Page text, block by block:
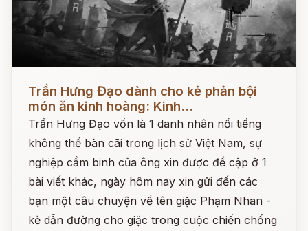
Đọc ngay
Trần Hưng Đạo dành cho kẻ phản bội
món ăn kinh hoàng: Kinh...
Trần Hưng Đạo vốn là 1 danh nhân nổi tiếng
không thể bàn cãi trong lịch sử Việt Nam, sự
nghiệp cầm binh của ông xin được đề cập ở 1
bài viết khác, ngày hôm nay xin gửi đến các
bạn một câu chuyện về tên giặc Phạm Nhan -
kẻ dẫn đường cho giặc trong cuộc chiến chống